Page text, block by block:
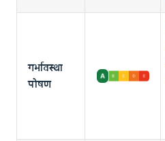
गर्भावस्था
पोषण